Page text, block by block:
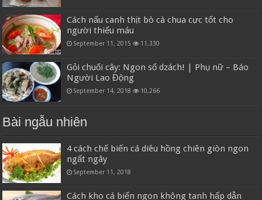
Cách nấu canh thịt bò cà chua cực tốt cho
người thiếu máu
September 11, 2015 11,330
Gỏi chuối cây: Ngon số dzách! | Phụ nữ – Báo
Người Lao Động
September 14, 2018 10,266
Bài ngẫu nhiên
4 cách chế biến cá diêu hồng chiên giòn ngon
ngất ngây
September 11, 2018
Cách kho cá biển ngon không tanh hấp dẫn